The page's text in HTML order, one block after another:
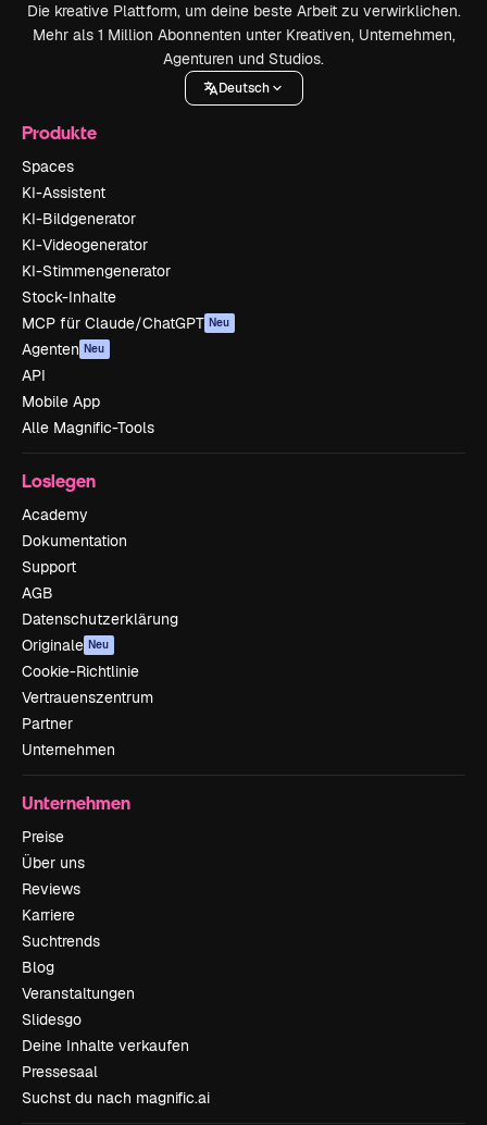
Die kreative Plattform, um deine beste Arbeit zu verwirklichen.
Mehr als 1 Million Abonnenten unter Kreativen, Unternehmen,
Agenturen und Studios.
Deutsch
Produkte
Spaces
KI-Assistent
KI-Bildgenerator
KI-Videogenerator
KI-Stimmengenerator
Stock-Inhalte
MCP für Claude/ChatGPT Neu
Agenten Neu
API
Mobile App
Alle Magnific-Tools
Loslegen
Academy
Dokumentation
Support
AGB
Datenschutzerklärung
Originale Neu
Cookie-Richtlinie
Vertrauenszentrum
Partner
Unternehmen
Unternehmen
Preise
Über uns
Reviews
Karriere
Suchtrends
Blog
Veranstaltungen
Slidesgo
Deine Inhalte verkaufen
Pressesaal
Suchst du nach magnific.ai